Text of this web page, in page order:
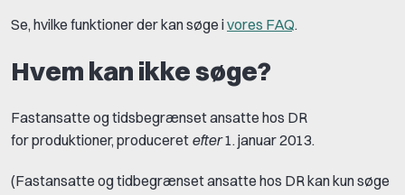
Se, hvilke funktioner der kan søge ivores FAQ.
Hvem kan ikke søge?
Fastansatte og tidsbegrænset ansatte hos DR
for produktioner, produceret efter 1. januar 2013.
(Fastansatte og tidbegrænset ansatte hos DR kan kun søge